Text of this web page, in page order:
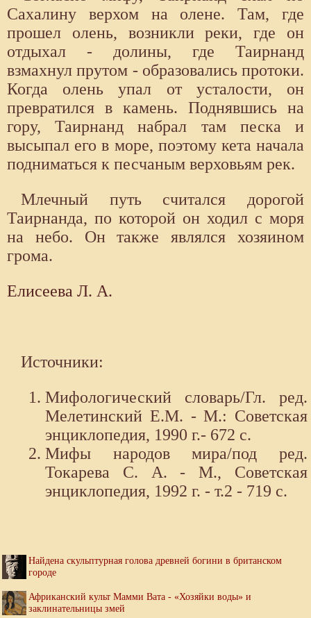
Сахалину верхом на олене. Там, где
прошел олень, возникли реки, где он
отдыхал - долины, где Таирнанд
взмахнул прутом - образовались протоки.
Когда олень упал от усталости, он
превратился в камень. Поднявшись на
гору, Таирнанд набрал там песка и
высыпал его в море, поэтому кета начала
подниматься к песчаным верховьям рек.
Млечный путь считался дорогой
Таирнанда, по которой он ходил с моря
на небо. Он также являлся хозяином
грома.
Елисеева Л. А.
Источники:
Мифологический словарь/Гл. ред.
Мелетинский Е.М. - М.: Советская
энциклопедия, 1990 г.- 672 с.
Мифы народов мира/под ред.
Токарева С. А. - М., Советская
энциклопедия, 1992 г. - т.2 - 719 с.
Найдена скульптурная голова древней богини в британском
городе
Африканский культ Мамми Вата - «Хозяйки воды» и
заклинательницы змей